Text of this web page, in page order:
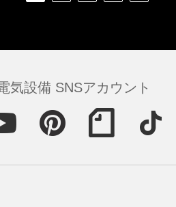
気設備 SNSアカウント